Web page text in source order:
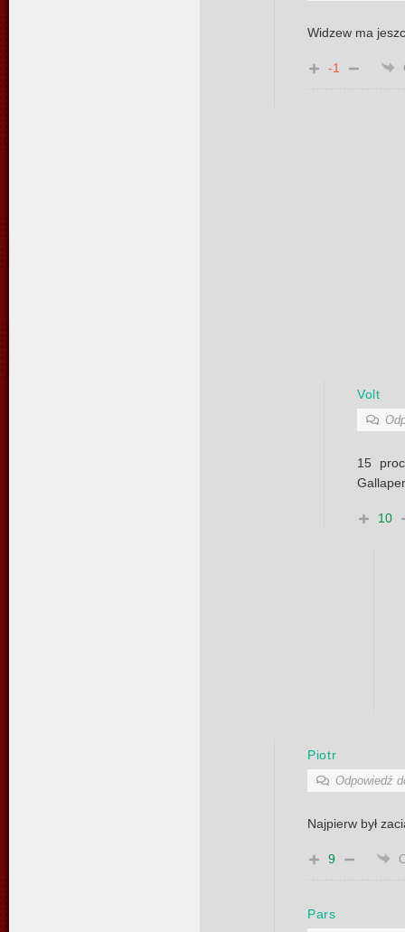
Widzew ma
-1
Volt
15
10
Piotr
Odpowiedź
Najpierw był
9
Pars